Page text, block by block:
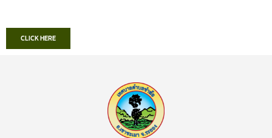
CLICK HERE